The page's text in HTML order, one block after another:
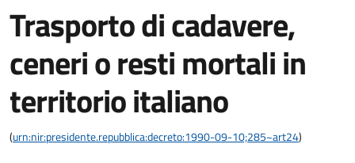
Trasporto di cadavere,
ceneri o resti mortali in
territorio italiano
(urn:nir:presidente.repubblica:decreto:1990-09-10;285~art24)